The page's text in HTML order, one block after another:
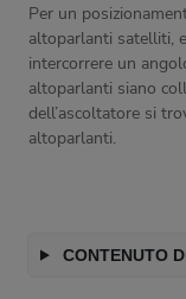
Per un
altoparlanti satelliti,
intercorrere un
altoparlanti siano
dell’ascoltatore si
altoparlanti.
CONTENUTO